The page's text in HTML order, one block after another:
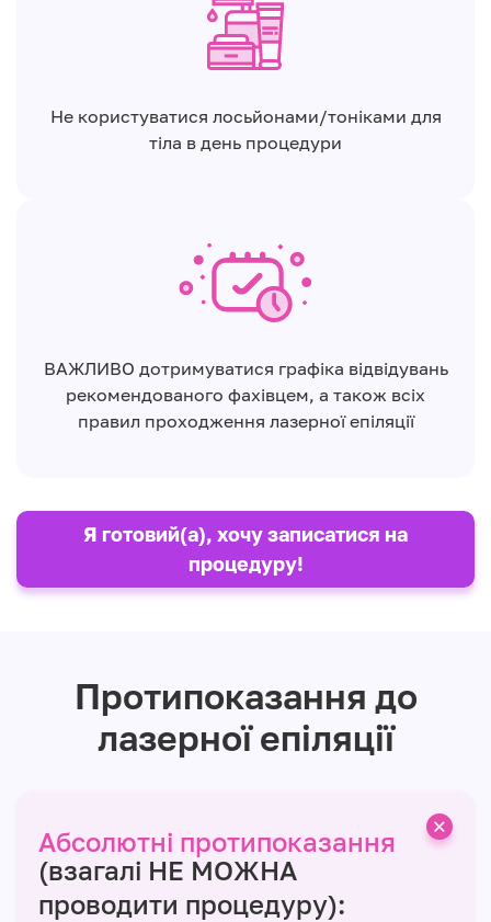
Не користуватися лосьйонами/тоніками для
тіла в день процедури
ВАЖЛИВО дотримуватися графіка відвідувань
рекомендованого фахівцем, а також всіх
правил проходження лазерної епіляції
Я готовий(а), хочу записатися на
процедуру!
Протипоказання до
лазерної епіляції
Абсолютні протипоказання
(взагалі НЕ МОЖНА
проводити процедуру):